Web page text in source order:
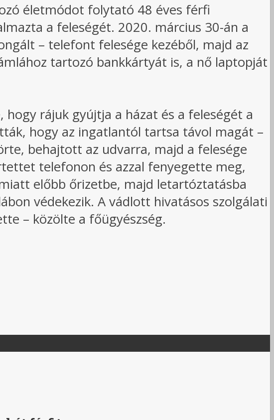
életmódot folytató 48 éves férfi
a feleségét. 2020. március 30-án a
– telefont felesége kezéből, majd az
tartozó bankkártyát is, a nő laptopját
rájuk gyújtja a házat és a feleségét a
hogy az ingatlantól tartsa távol magát –
behajtott az udvarra, majd a felesége
telefonon és azzal fenyegette meg,
előbb őrizetbe, majd letartóztatásba
védekezik. A vádlott hivatásos szolgálati
– közölte a főügyészség.